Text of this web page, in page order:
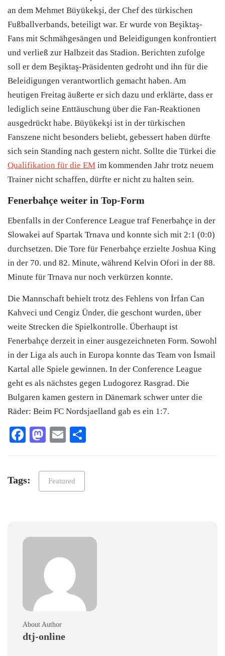
an dem Mehmet Büyükekşi, der Chef des türkischen
Fußballverbands, beteiligt war. Er wurde von Beşiktaş-
Fans mit Schmähgesängen und Beleidigungen konfrontiert
und verließ zur Halbzeit das Stadion. Berichten zufolge
soll er dem Beşiktaş-Präsidenten gedroht und ihn für die
Beleidigungen verantwortlich gemacht haben. Am
heutigen Freitag äußerte er sich dazu und erklärte, dass er
lediglich seine Enttäuschung über die Fan-Reaktionen
ausgedrückt habe. Büyükekşi ist in der türkischen
Fanszene nicht besonders beliebt, gebessert haben dürfte
sich sein Standing nach gestern nicht. Sollte die Türkei die
Qualifikation für die EM im kommenden Jahr trotz neuem
Trainer nicht schaffen, dürfte er nicht zu halten sein.
Fenerbahçe weiter in Top-Form
Ebenfalls in der Conference League traf Fenerbahçe in der
Slowakei auf Spartak Trnava und konnte sich mit 2:1 (0:0)
durchsetzen. Die Tore für Fenerbahçe erzielte Joshua King
in der 70. und 82. Minute, während Kelvin Ofori in der 88.
Minute für Trnava nur noch verkürzen konnte.
Die Mannschaft behielt trotz des Fehlens von İrfan Can
Kahveci und Cengiz Ünder, die geschont wurden, über
weite Strecken die Spielkontrolle. Überhaupt ist
Fenerbahçe derzeit in einer ausgezeichneten Form. Sowohl
in der Liga als auch in Europa konnte das Team von İsmail
Kartal alle Spiele gewinnen. In der Conference League
geht es als nächstes gegen Ludogorez Rasgrad. Die
Bulgaren kamen gestern in Dänemark schwer unter die
Räder: Beim FC Nordsjaelland gab es ein 1:7.
Facebook
Mastodon
Email
Tags: Featured
About Author
dtj-online